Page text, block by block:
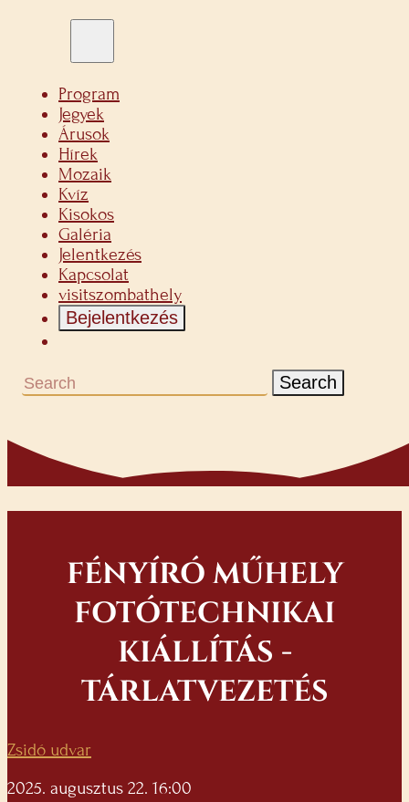
Program
Jegyek
Árusok
Hírek
Mozaik
Kvíz
Kisokos
Galéria
Jelentkezés
Kapcsolat
visitszombathely
Bejelentkezés
Search
FÉNYÍRÓ MŰHELY
FOTÓTECHNIKAI
KIÁLLÍTÁS -
TÁRLATVEZETÉS
Zsidó udvar
2025. augusztus 22. 16:00